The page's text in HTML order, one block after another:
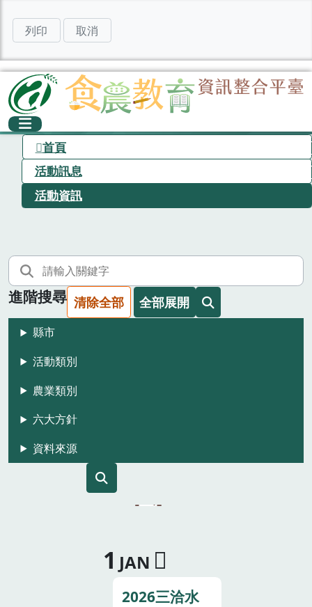
列印 取消
首頁
活動訊息
活動資訊
進階搜尋 清除全部 全部展開
縣市
活動類別
農業類別
六大方針
資料來源
1 JAN
2026三洽水